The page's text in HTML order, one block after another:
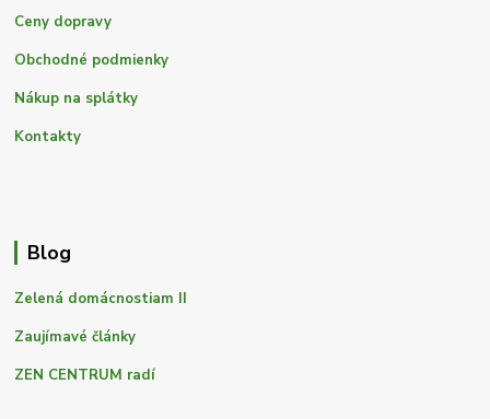
Ceny dopravy
Obchodné podmienky
Nákup na splátky
Kontakty
Blog
Zelená domácnostiam II
Zaujímavé články
ZEN CENTRUM radí